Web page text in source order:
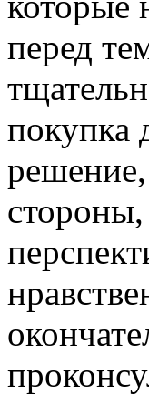
перед
покупка